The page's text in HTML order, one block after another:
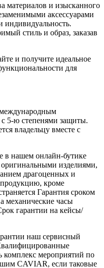
материалов и изысканного
аксессуарами
индивидуальность.
стиль и образ, заказав
и получите идеальное
для
5-ю степенями защиты.
владельцу вместе с
в нашем онлайн-бутике
изделиями,
драгоценных и
кроме
Гарантия сроком
механические часы
гарантии на кейсы/
наш сервисный
комплекс мероприятий по
CAVIAR, если таковые